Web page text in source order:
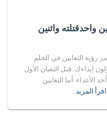
واحدقتلته واثنين
رؤية الثعابين في الحلم
إيذاءك. قتل الثعبان الأول
أما الثعابين
اقرأ المزيد…